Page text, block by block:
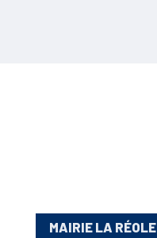
MAIRIE LA RÉOLE